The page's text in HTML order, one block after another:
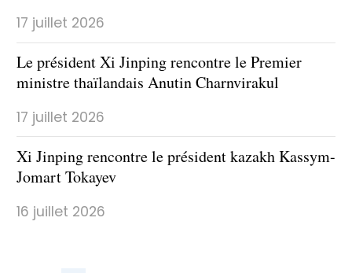
17 juillet 2026
Le président Xi Jinping rencontre le Premier
ministre thaïlandais Anutin Charnvirakul
17 juillet 2026
Xi Jinping rencontre le président kazakh Kassym-
Jomart Tokayev
16 juillet 2026